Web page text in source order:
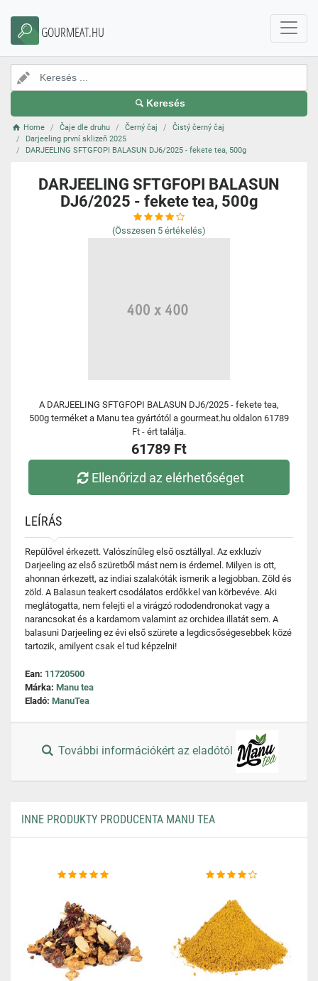
GOURMEAT.HU
Keresés
Home Čaje dle druhu Černý čaj
Čistý černý čaj
Darjeeling první sklizeň 2025
DARJEELING SFTGFOPI BALASUN DJ6/2025 - fekete tea, 500g
DARJEELING SFTGFOPI BALASUN
DJ6/2025 - fekete tea, 500g
(Összesen 5 értékelés)
A DARJEELING SFTGFOPI BALASUN DJ6/2025 - fekete tea,
500g terméket a Manu tea gyártótól a gourmeat.hu oldalon 61789
Ft - ért találja.
61789 Ft
Ellenőrizd az elérhetőséget
LEÍRÁS
Repülővel érkezett. Valószínűleg első osztállyal. Az exkluzív
Darjeeling az első szüretből mást nem is érdemel. Milyen is ott,
ahonnan érkezett, az indiai szalakóták ismerik a legjobban. Zöld és
zöld. A Balasun teakert csodálatos erdőkkel van körbevéve. Aki
meglátogatta, nem felejti el a virágzó rododendronokat vagy a
narancsokat és a kardamom valamint az orchidea illatát sem. A
balasuni Darjeeling ez évi első szürete a legdicsőségesebbek közé
tartozik, amilyent csak el tud képzelni!
Ean: 11720500
Márka: Manu tea
Eladó: ManuTea
További információkért az eladótól
INNE PRODUKTY PRODUCENTA MANU TEA